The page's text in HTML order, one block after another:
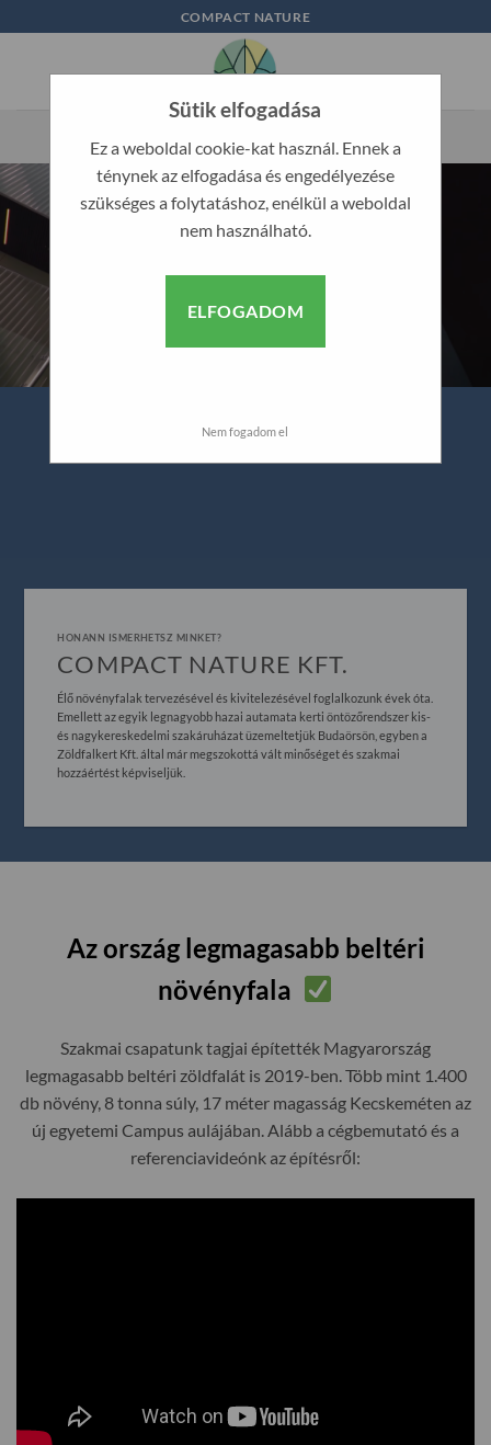
to
COMPACT NATURE
HONANN ISMERHETSZ MINKET?
COMPACT NATURE KFT.
Élő növényfalak tervezésével és kivitelezésével foglalkozunk évek óta.
Emellett az egyik legnagyobb hazai autamata kerti öntözőrendszer kis-
és nagykereskedelmi szakáruházat üzemeltetjük Budaörsön, egyben a
Zöldfalkert Kft. által már megszokottá vált minőséget és szakmai
hozzáértést képviseljük.
Az ország legmagasabb beltéri
növényfala
Szakmai csapatunk tagjai építették Magyarország
legmagasabb beltéri zöldfalát is 2019-ben. Több mint 1.400
db növény, 8 tonna súly, 17 méter magasság Kecskeméten az
új egyetemi Campus aulájában. Alább a cégbemutató és a
referenciavideónk az építésről:
Sütik elfogadása
Ez a weboldal cookie-kat használ. Ennek a
ténynek az elfogadása és engedélyezése
szükséges a folytatáshoz, enélkül a weboldal
nem használható.
ELFOGADOM
Nem fogadom el